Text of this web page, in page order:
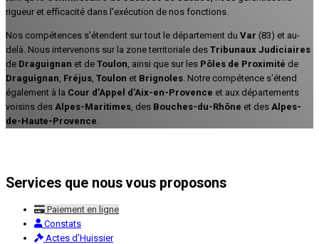
rigueur et efficacité dans l'exécution de nos fonctions.
Nos compétences s'étendent sur tout le département du Var (83) et au-
delà. Nous intervenons sur la zone territoriale des Tribunaux Judiciaires
de Draguignan et de Toulon, ainsi que sur les Pôles de Proximité de
Draguignan, Fréjus, Toulon et Brignoles. Notre compétence s'étend
également à la Cour d’Appel d’Aix-en-Provence et aux départements
voisins des Alpes-Maritimes, des Bouches-du-Rhône et des Alpes-
de-Haute-Provence.
Services que nous vous proposons
Paiement en ligne
Constats
Actes d'Huissier